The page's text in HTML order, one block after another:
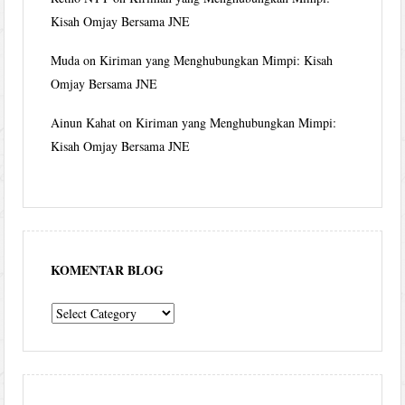
Kisah Omjay Bersama JNE
Muda onKiriman yang Menghubungkan Mimpi: Kisah
Omjay Bersama JNE
Ainun Kahat onKiriman yang Menghubungkan Mimpi:
Kisah Omjay Bersama JNE
KOMENTAR BLOG
komentar